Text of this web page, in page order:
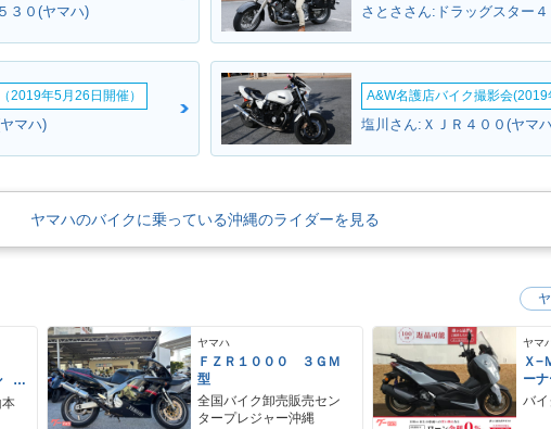
３０(ヤマハ)
2019年5月26日開催）
マハ)
A&W名護店バイク撮影会
塩川さん:ＸＪＲ４００(ヤマ
ヤマハのバイクに乗っている沖縄のライダーを見る
ヤマハ
ＦＺＲ１０００ ３ＧＭ
型
全国バイク卸売販売セン
タープレジャー沖縄
ヤマ
Ｘ−
ー
バ